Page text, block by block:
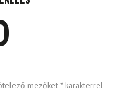
mezőket *karakterrel